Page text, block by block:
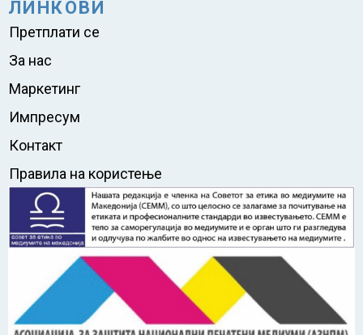
ЛИНКОВИ
Претплати се
За нас
Маркетинг
Импресум
Контакт
Правила на користење